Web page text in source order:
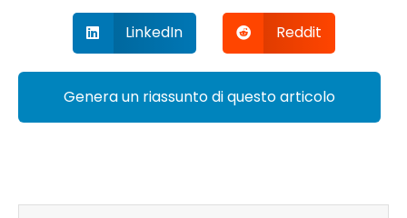
LinkedIn Reddit
Genera un riassunto di questo articolo